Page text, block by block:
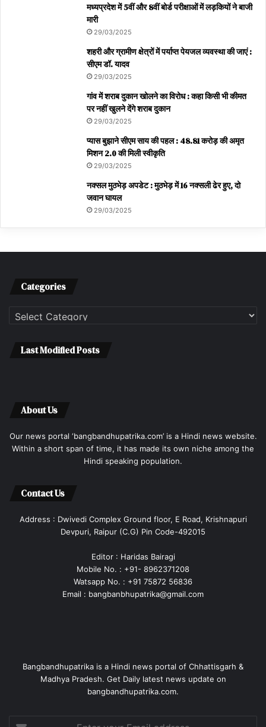
मध्यप्रदेश में 5वीं और 8वीं बोर्ड परीक्षाओं में लड़कियों ने बाजी
मारी
29/03/2025
शहरी और ग्रामीण क्षेत्रों में पर्याप्त पेयजल व्यवस्था की जाएं :
सीएम डॉ. यादव
29/03/2025
गांव में शराब दुकान खोलने का विरोध : कहा किसी भी कीमत
पर नहीं खुलने देंगे शराब दुकान
29/03/2025
प्यास बुझाने सीएम साय की पहल : 48.81 करोड़ की अमृत
मिशन 2.0 की मिली स्वीकृति
29/03/2025
नक्सल मुठभेड़ अपडेट : मुठभेड़ में 16 नक्सली ढेर हुए, दो
जवान घायल
29/03/2025
Categories
Categories
Last Modified Posts
About Us
Our news portal ‘bangbandhupatrika.com’ is a Hindi news website.
Within a short span of time, it has made its own niche among the
Hindi speaking population.
Contact Us
Address : Dwivedi Complex Ground floor, E Road, Krishnapuri
Devpuri, Raipur (C.G) Pin Code-492015
Editor : Haridas Bairagi
Mobile No. : +91- 8962371208
Watsapp No. : +91 75872 56836
Email : bangbanbhupatrika@gmail.com
Bangbandhupatrika is a Hindi news portal of Chhattisgarh &
Madhya Pradesh. Get Daily latest news update on
bangbandhupatrika.com.